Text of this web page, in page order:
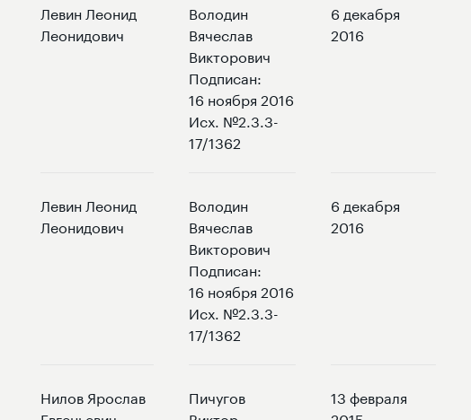
Левин Леонид
Леонидович
Володин
Вячеслав
Викторович
Подписан:
16 ноября 2016
Исх. №2.3.3-
17/1362
6 декабря
2016
Левин Леонид
Леонидович
Володин
Вячеслав
Викторович
Подписан:
16 ноября 2016
Исх. №2.3.3-
17/1362
6 декабря
2016
Нилов Ярослав
Пичугов
13 февраля